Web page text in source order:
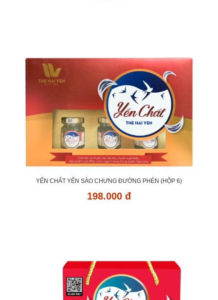
YẾN CHẤT YẾN SÀO CHƯNG ĐƯỜNG PHÈN (HỘP 6)
198.000 đ